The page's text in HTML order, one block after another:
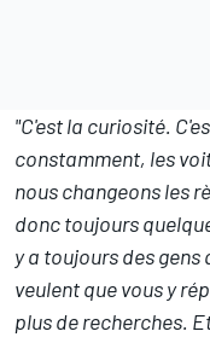
"C'est la curiosité.
constamment, les
nous changeons les
donc toujours
y a toujours des
veulent que vous y
plus de recherches.